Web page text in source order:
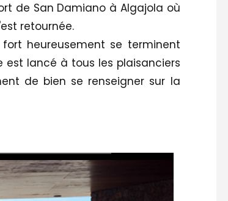
de San Damiano à Algajola où
retournée.
heureusement se terminent
lancé à tous les plaisanciers
de bien se renseigner sur la